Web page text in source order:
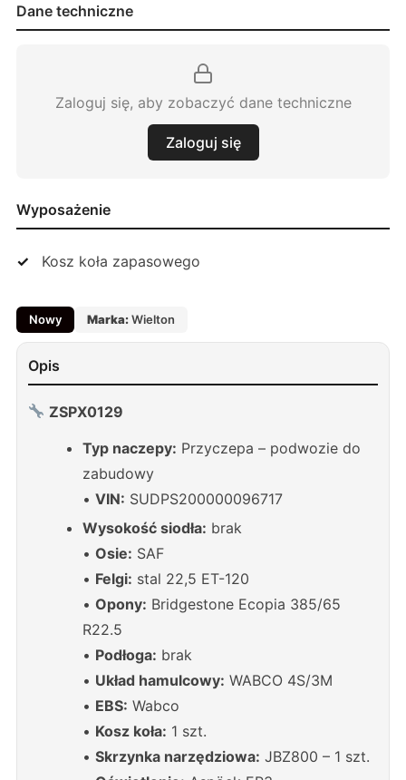
Dane techniczne
Zaloguj się, aby zobaczyć dane techniczne
Zaloguj się
Wyposażenie
Kosz koła zapasowego
Nowy Marka:Wielton
Opis
ZSPX0129
Typ naczepy: Przyczepa – podwozie do
zabudowy
• VIN: SUDPS200000096717
Wysokość siodła: brak
• Osie: SAF
• Felgi: stal 22,5 ET-120
• Opony: Bridgestone Ecopia 385/65
R22.5
• Podłoga: brak
• Układ hamulcowy: WABCO 4S/3M
• EBS: Wabco
• Kosz koła: 1 szt.
• Skrzynka narzędziowa: JBZ800 – 1 szt.